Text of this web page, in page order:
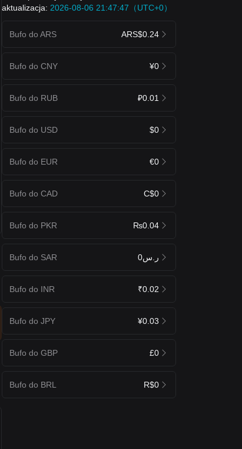
aktualizacja: 2026-08-06 21:47:47（UTC+0）
Bufo do ARS ARS$0.24
Bufo do CNY ¥0
Bufo do RUB ₽0.01
Bufo do USD $0
Bufo do EUR €0
Bufo do CAD C$0
Bufo do PKR ₨0.04
Bufo do SAR ر.س0
Bufo do INR ₹0.02
Bufo do JPY ¥0.03
Bufo do GBP £0
Bufo do BRL R$0